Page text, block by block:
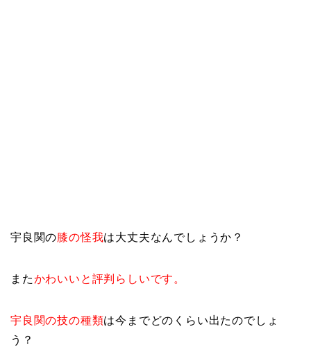
宇良関の膝の怪我は大丈夫なんでしょうか？
またかわいいと評判らしいです。
宇良関の技の種類は今までどのくらい出たのでしょ
う？